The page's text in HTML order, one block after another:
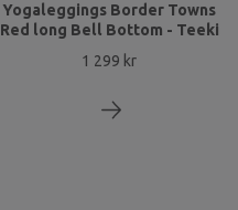
Yogaleggings Border Towns
Red long Bell Bottom - Teeki
1 299 kr